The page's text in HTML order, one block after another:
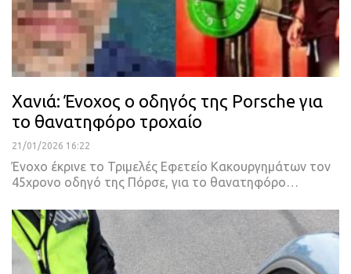
Χανιά: Ένοχος ο οδηγός της Porsche για
το θανατηφόρο τροχαίο
21/01/2026 16:22
Ένοχο έκρινε το Τριμελές Εφετείο Κακουργημάτων τον
45χρονο οδηγό της Πόρσε, για το θανατηφόρο…